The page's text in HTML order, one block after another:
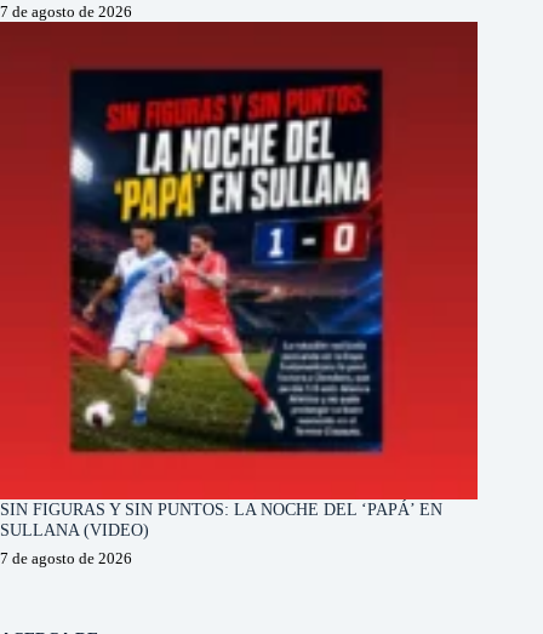
7 de agosto de 2026
SIN FIGURAS Y SIN PUNTOS: LA NOCHE DEL ‘PAPÁ’ EN
SULLANA (VIDEO)
7 de agosto de 2026